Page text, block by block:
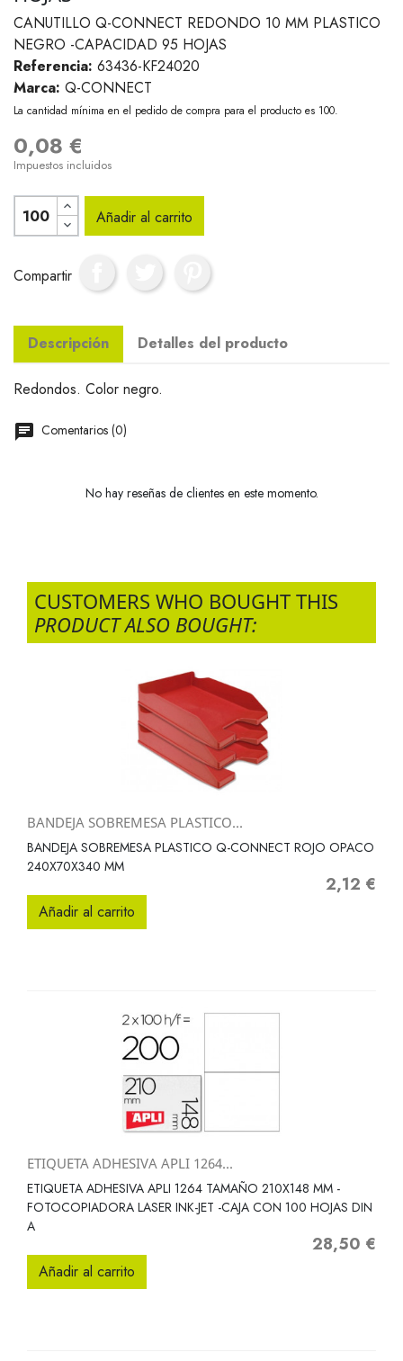
CANUTILLO Q-CONNECT REDONDO 10 MM PLASTICO
NEGRO -CAPACIDAD 95 HOJAS
Referencia: 63436-KF24020
Marca: Q-CONNECT
La cantidad mínima en el pedido de compra para el producto es 100.
0,08 €
Impuestos incluidos
Añadir al carrito
Compartir
Descripción Detalles del producto
Redondos. Color negro.
Comentarios (0)
No hay reseñas de clientes en este momento.
CUSTOMERS WHO BOUGHT THIS
PRODUCT ALSO BOUGHT:
BANDEJA SOBREMESA PLASTICO...
BANDEJA SOBREMESA PLASTICO Q-CONNECT ROJO OPACO
240X70X340 MM
Precio
2,12 €
Añadir al carrito
ETIQUETA ADHESIVA APLI 1264...
ETIQUETA ADHESIVA APLI 1264 TAMAÑO 210X148 MM -
FOTOCOPIADORA LASER INK-JET -CAJA CON 100 HOJAS DIN
A
Precio
28,50 €
Añadir al carrito